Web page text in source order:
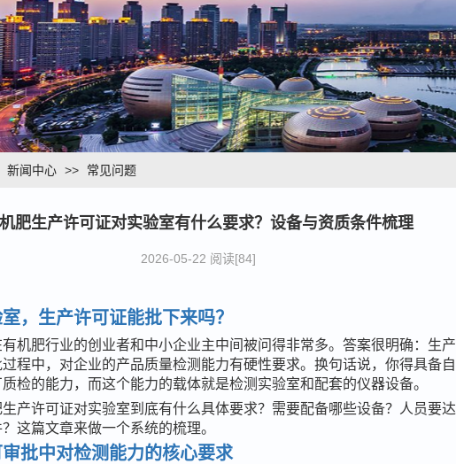
新闻中心 >> 常见问题
肥生产许可证对实验室有什么要求？设备与资质条件梳理
2026-05-22 阅读[84]
，生产许可证能批下来吗？
机肥行业的创业者和中小企业主中间被问得非常多。答案很明确：生产
程中，对企业的产品质量检测能力有硬性要求。换句话说，你得具备自
检的能力，而这个能力的载体就是检测实验室和配套的仪器设备。
产许可证对实验室到底有什么具体要求？需要配备哪些设备？人员要达
这篇文章来做一个系统的梳理。
批中对检测能力的核心要求